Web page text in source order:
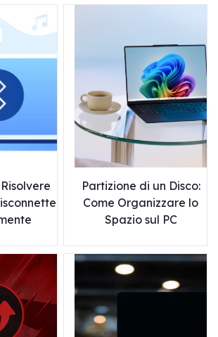
Partizione di un Disco:
Come Organizzare lo
Spazio sul PC